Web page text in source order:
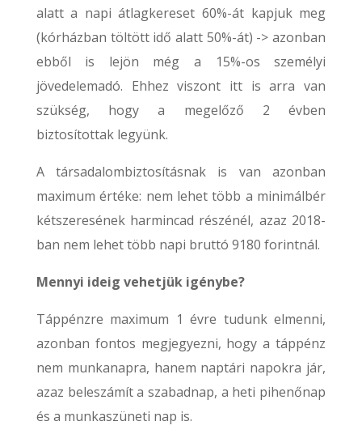
alatt a napi átlagkereset 60%-át kapjuk meg
(kórházban töltött idő alatt 50%-át) -> azonban
ebből is lejön még a 15%-os személyi
jövedelemadó. Ehhez viszont itt is arra van
szükség, hogy a megelőző 2 évben
biztosítottak legyünk.
A társadalombiztosításnak is van azonban
maximum értéke: nem lehet több a minimálbér
kétszeresének harmincad részénél, azaz 2018-
ban nem lehet több napi bruttó 9180 forintnál.
Mennyi ideig vehetjük igénybe?
Táppénzre maximum 1 évre tudunk elmenni,
azonban fontos megjegyezni, hogy a táppénz
nem munkanapra, hanem naptári napokra jár,
azaz beleszámít a szabadnap, a heti pihenőnap
és a munkaszüneti nap is.